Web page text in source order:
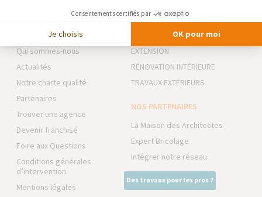
Qui sommes-nous
Actualités
Notre charte qualité
Partenaires
Trouver une agence
Devenir franchisé
Foire aux Questions
Conditions générales
d’intervention
Mentions légales
NOS DOMAINES
D’INTERVENTION
EXTENSION
RÉNOVATION INTÉRIEURE
TRAVAUX EXTÉRIEURS
NOS PARTENAIRES
La Maison des Architectes
Expert Bricolage
Intégrer notre réseau
Des travaux pour les pros ?
Consentements certifiés par
Je choisis OK pour moi